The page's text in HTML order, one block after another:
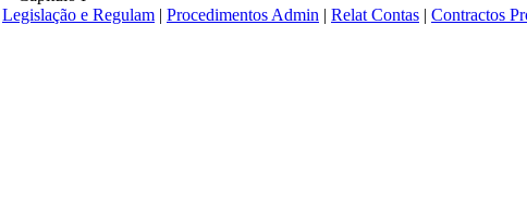
Legislação e Regulam | Procedimentos Admin | Relat Contas | Contractos